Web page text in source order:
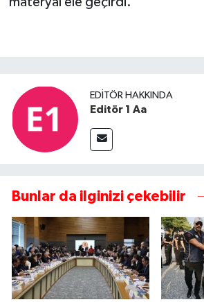
EDITÖR HAKKINDA
Editör 1 Aa
Bunlar da ilginizi çekebilir